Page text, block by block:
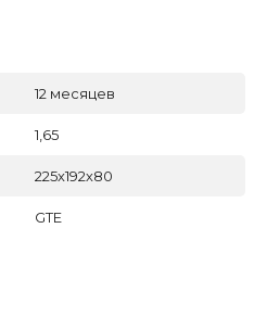
12 месяцев
1,65
225х192х80
GTE